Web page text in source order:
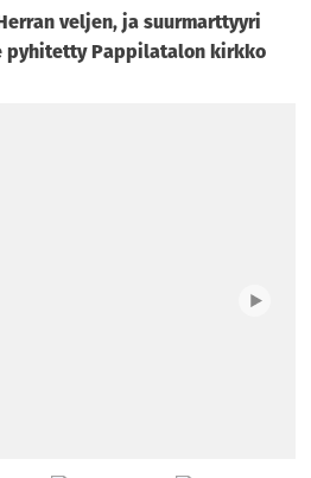
veljen, ja suurmarttyyri
pyhitetty Pappilatalon kirkko